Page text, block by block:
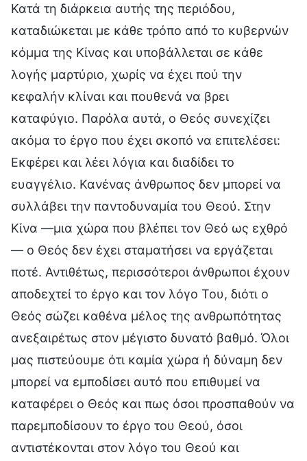
Κατά τη διάρκεια αυτής της περιόδου,
καταδιώκεται με κάθε τρόπο από το κυβερνών
κόμμα της Κίνας και υποβάλλεται σε κάθε
λογής μαρτύριο, χωρίς να έχει πού την
κεφαλήν κλίναι και πουθενά να βρει
καταφύγιο. Παρόλα αυτά, ο Θεός συνεχίζει
ακόμα το έργο που έχει σκοπό να επιτελέσει:
Εκφέρει και λέει λόγια και διαδίδει το
ευαγγέλιο. Κανένας άνθρωπος δεν μπορεί να
συλλάβει την παντοδυναμία του Θεού. Στην
Κίνα —μια χώρα που βλέπει τον Θεό ως εχθρό
— ο Θεός δεν έχει σταματήσει να εργάζεται
ποτέ. Αντιθέτως, περισσότεροι άνθρωποι έχουν
αποδεχτεί το έργο και τον λόγο Του, διότι ο
Θεός σώζει καθένα μέλος της ανθρωπότητας
ανεξαιρέτως στον μέγιστο δυνατό βαθμό. Όλοι
μας πιστεύουμε ότι καμία χώρα ή δύναμη δεν
μπορεί να εμποδίσει αυτό που επιθυμεί να
καταφέρει ο Θεός και πως όσοι προσπαθούν να
παρεμποδίσουν το έργο του Θεού, όσοι
αντιστέκονται στον λόγο του Θεού και